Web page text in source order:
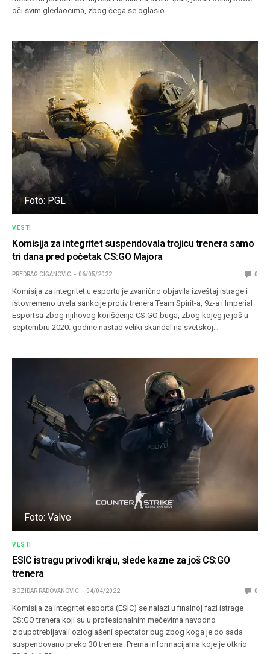
oči svim gledaocima, zbog čega se oglasio…
Foto: PGL
VESTI
Komisija za integritet suspendovala trojicu trenera samo
tri dana pred početak CS:GO Majora
PREDRAG CIGANOVIC 06/05/2022 0
Komisija za integritet u esportu je zvanično objavila izveštaj istrage i
istovremeno uvela sankcije protiv trenera Team Spirit-a, 9z-a i Imperial
Esportsa zbog njihovog korišćenja CS:GO buga, zbog kojeg je još u
septembru 2020. godine nastao veliki skandal na svetskoj…
Foto: Valve
VESTI
ESIC istragu privodi kraju, slede kazne za još CS:GO
trenera
BOZIDAR RADOVANOVIC 04/04/2022 0
Komisija za integritet esporta (ESIC) se nalazi u finalnoj fazi istrage
CS:GO trenera koji su u profesionalnim mečevima navodno
zloupotrebljavali ozloglašeni spectator bug zbog koga je do sada
suspendovano preko 30 trenera. Prema informacijama koje je otkrio